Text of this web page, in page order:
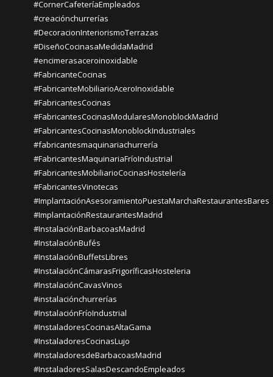
#CornerCafeteríaEmpleados
#creaciónchurrerías
#DecoracionInteriorismoTerrazas
#DiseñoCocinasaMedidaMadrid
#encimerasaceroinoxidable
#FabricanteCocinas
#FabricanteMobiliarioAceroInoxidable
#FabricantesCocinas
#FabricantesCocinasModularesMonoblockMadrid
#FabricantesCocinasMonoblockIndustriales
#fabricantesmaquinariachurrería
#FabricantesMaquinariaFríoIndustrial
#FabricantesMobiliarioCocinasHostelería
#FabricantesVinotecas
#ImplantaciónAsesoramientoPuestaMarchaRestaurantesBares
#ImplantaciónRestaurantesMadrid
#InstalaciónBarbacoasMadrid
#InstalaciónBufés
#InstalaciónBuffetsLibres
#InstalaciónCámarasFrigoríficasHosteleria
#InstalaciónCavasVinos
#instalaciónchurrerías
#InstalaciónFríoIndustrial
#InstaladoresCocinasAltaGama
#InstaladoresCocinasLujo
#InstaladoresdeBarbacoasMadrid
#InstaladoresSalasDescandoEmpleados